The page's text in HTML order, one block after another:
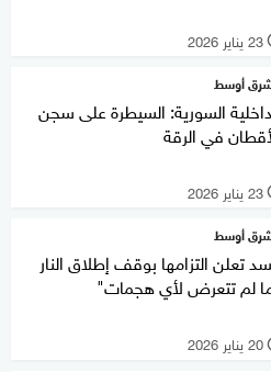
23 يناير 2026
أوسط
السورية: السيطرة على سجن
في الرقة
23 يناير 2026
أوسط
تعلن التزامها بوقف إطلاق النار
لم تتعرض لأي هجمات"
20 يناير 2026